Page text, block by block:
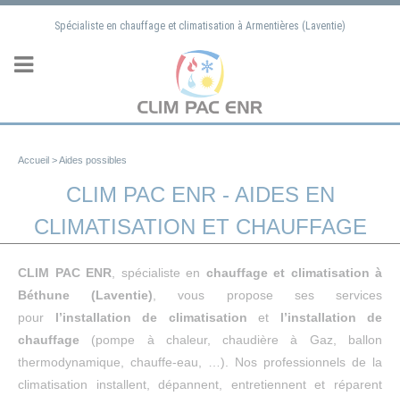
Spécialiste en chauffage et climatisation à Armentières (Laventie)
Accueil >Aides possibles
CLIM PAC ENR - AIDES EN
CLIMATISATION ET CHAUFFAGE
CLIM PAC ENR , spécialiste en chauffage et climatisation à
Béthune (Laventie) , vous propose ses services
pour l’installation de climatisation et l’installation de
chauffage (pompe à chaleur, chaudière à Gaz, ballon
thermodynamique, chauffe-eau, …). Nos professionnels de la
climatisation installent, dépannent, entretiennent et réparent
Panneau de gestion des cookies